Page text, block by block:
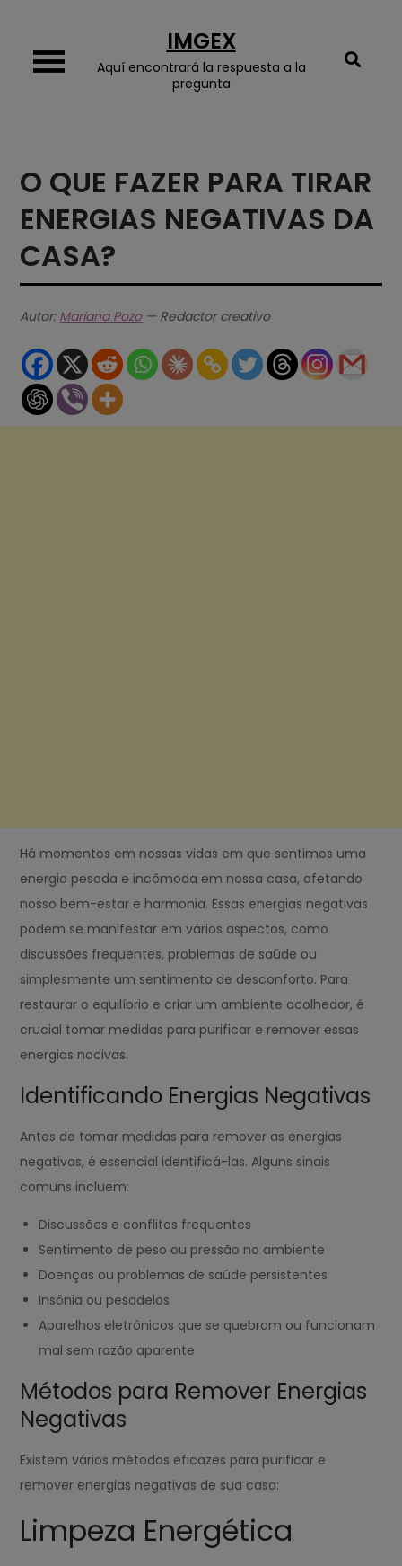
content
IMGEX
Aquí encontrará la respuesta a la
pregunta
O QUE FAZER PARA TIRAR
ENERGIAS NEGATIVAS DA
CASA?
Autor: Mariana Pozo— Redactor creativo
Há momentos em nossas vidas em que sentimos uma
energia pesada e incômoda em nossa casa, afetando
nosso bem-estar e harmonia. Essas energias negativas
podem se manifestar em vários aspectos, como
discussões frequentes, problemas de saúde ou
simplesmente um sentimento de desconforto. Para
restaurar o equilíbrio e criar um ambiente acolhedor, é
crucial tomar medidas para purificar e remover essas
energias nocivas.
Identificando Energias Negativas
Antes de tomar medidas para remover as energias
negativas, é essencial identificá-las. Alguns sinais
comuns incluem:
Discussões e conflitos frequentes
Sentimento de peso ou pressão no ambiente
Doenças ou problemas de saúde persistentes
Insônia ou pesadelos
Aparelhos eletrônicos que se quebram ou funcionam
mal sem razão aparente
Métodos para Remover Energias
Negativas
Existem vários métodos eficazes para purificar e
remover energias negativas de sua casa:
Limpeza Energética